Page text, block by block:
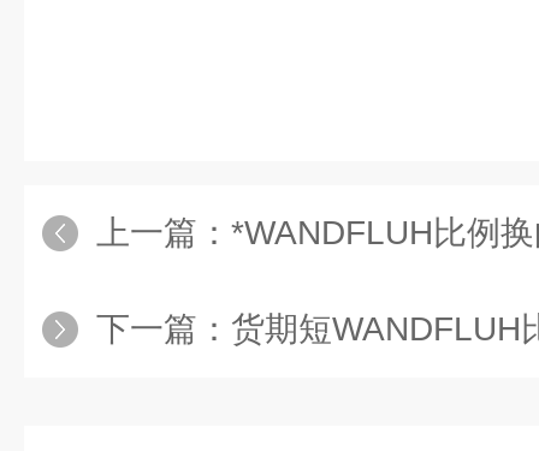
上一篇： *WANDFLUH比例
下一篇： 货期短WANDFLUH比